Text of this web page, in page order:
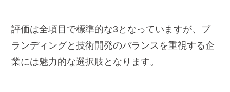
評価は全項目で標準的な3となっていますが、ブ
ランディングと技術開発のバランスを重視する企
業には魅力的な選択肢となります。